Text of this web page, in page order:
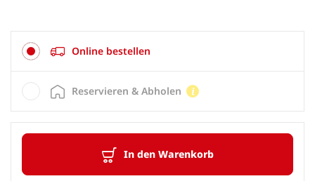
Online bestellen
In den Warenkorb
Reservieren & Abholen